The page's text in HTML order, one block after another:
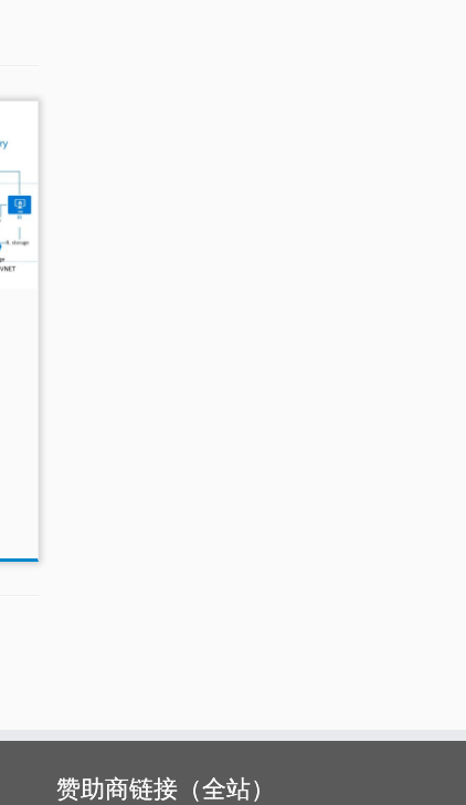
赞助商链接（全站）